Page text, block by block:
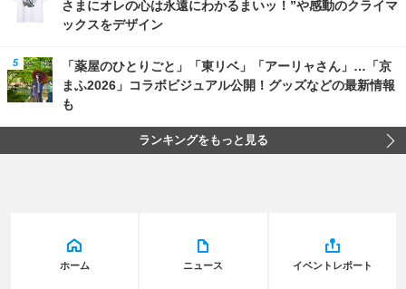
さまにオレの心は永遠にわかるまいッ！”や感動のクライマ
ックスをデザイン
「薬屋のひとりごと」「東リベ」「アーリャさん」…「京
まふ2026」コラボビジュアル公開！グッズなどの最新情報
も
ランキングをもっと見る
ホーム ニュース イベントレポート